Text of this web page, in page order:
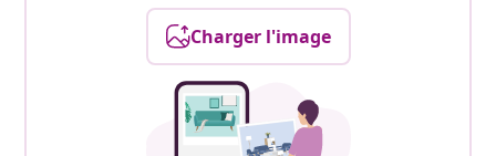
Charger l'image